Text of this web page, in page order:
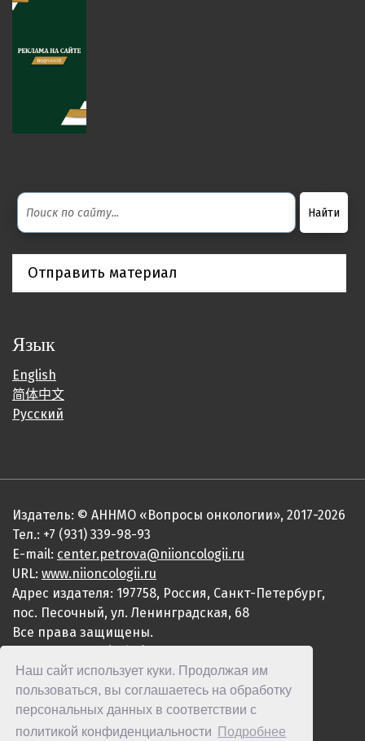
Наш сайт использует куки. Продолжая им
пользоваться, вы соглашаетесь на обработку
персональных данных в соответствии с
политикой конфиденциальности
Подробнее
Отправить материал
Язык
English
简体中文
Русский
Издатель: © АННМО «Вопросы онкологии», 2017-2026
Тел.: +7 (931) 339-98-93
E-mail: center.petrova@niioncologii.ru
URL: www.niioncologii.ru
Адрес издателя: 197758, Россия, Санкт-Петербург,
пос. Песочный, ул. Ленинградская, 68
Все права защищены.
ISSN 2949-4915 (Online)